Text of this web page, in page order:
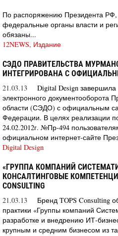
По распоряжению Президента РФ,
федеральные органы власти и
обязаны...
12NEWS, Издание
СЭДО ПРАВИТЕЛЬСТВА
ИНТЕГРИРОВАНА С
21.03.13
Digital Design
электронного документооборота
области (СЭДО) с официальным
Федерации. В целях реализации
24.02.2012г. №Пр-494
официальном интернет-сайте
Digital Design
«ГРУППА КОМПАНИЙ
КОНСАЛТИНГОВЫЕ
CONSULTING
21.03.13
Бренд TOPS Consulting
практики «Группы компаний
разработке и внедрению ИТ-
крупным и средним бизнесом из